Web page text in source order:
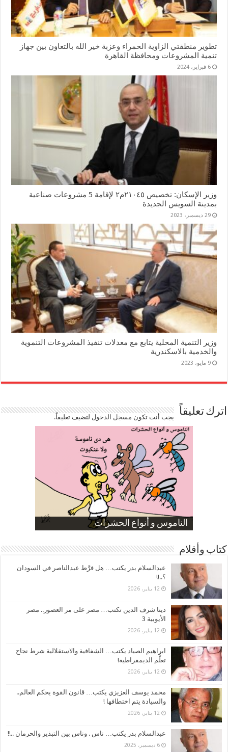
تطوير منطقتي الزاوية الحمراء وعزبة خير الله بالتعاون بين جهاز
تنمية المشروعات ومحافظة القاهرة
6 فبراير، 2024
وزير الإسكان: تخصيص ٢١٠٤٥م٢ لإقامة 5 مشروعات صناعية
بمدينة السويس الجديدة
29 ديسمبر، 2023
وزير التنمية المحلية يتابع مع معدلات تنفيذ المشروعات التنموية
والخدمية بالاسكندرية
9 مايو، 2023
اترك تعليقاً يجب أنت تكون مسجل الدخوللتضيف تعليقاً.
الناموس و أنواع الحشرات
الموظفين بعد ارتفاع الأسعار
ارتفاع نسبة الطلاق في مصر
صورة كاركاتيرية
صورة كاركاتيرية
كتاب وأقلام
عبدالسلام بدر يكتب… هل فرَّط عبدالناصر في السودان
؟..!!
12 يناير، 2026
دينا شرف الدين تكتب… مصر على مر العصور.. مصر
الأيوبية 3
12 يناير، 2026
ابراهيم الصياد يكتب… الشفافية والاستقلالية شرط نجاح
تعلُّم الديمقراطية!
12 يناير، 2026
محمد يوسف العزيزي يكتب… قانون القوة يحكم العالم..
والسيادة يتم اختطافها !
12 يناير، 2026
عبدالسلام بدر يكتب… ناس . وناس بين التبذير والحرمان ..!!
6 ديسمبر، 2025